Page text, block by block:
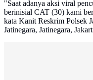
"Saat adanya aksi viral
berinisial CAT (30) kami
kata Kanit Reskrim Polsek
Jatinegara, Jatinegara,